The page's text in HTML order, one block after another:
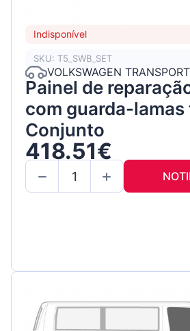
Indisponível
SKU: T5_SWB_SET
VOLKSWAGEN
Painel de
com guarda-
Conjunto
418.51€